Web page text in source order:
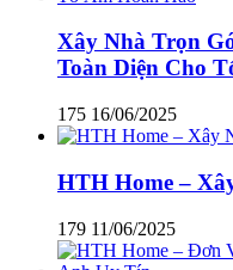
Xây Nhà Trọn
Toàn Diện Cho
175 16/06/2025
HTH Home –
179 11/06/2025